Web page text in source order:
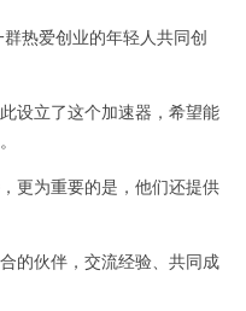
热爱创业的年轻人共同创
立了这个加速器，希望能
为重要的是，他们还提供
伙伴，交流经验、共同成